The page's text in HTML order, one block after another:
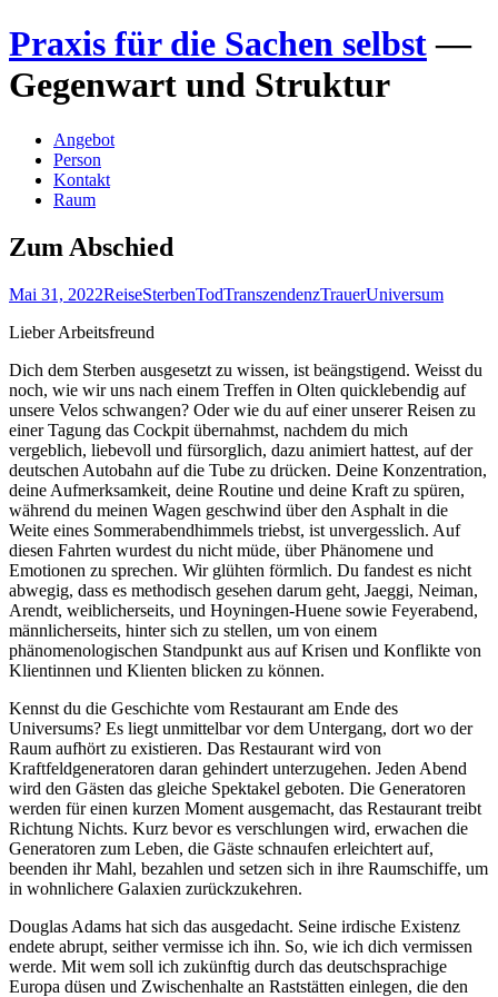
Zum
Inhalt
springen
Praxis für die Sachen selbst —
Gegenwart und Struktur
Angebot
Person
Kontakt
Raum
Zum Abschied
Mai 31, 2022ReiseSterbenTodTranszendenzTrauerUniversum
Lieber Arbeitsfreund
Dich dem Sterben ausgesetzt zu wissen, ist beängstigend. Weisst du
noch, wie wir uns nach einem Treffen in Olten quicklebendig auf
unsere Velos schwangen? Oder wie du auf einer unserer Reisen zu
einer Tagung das Cockpit übernahmst, nachdem du mich
vergeblich, liebevoll und fürsorglich, dazu animiert hattest, auf der
deutschen Autobahn auf die Tube zu drücken. Deine Konzentration,
deine Aufmerksamkeit, deine Routine und deine Kraft zu spüren,
während du meinen Wagen geschwind über den Asphalt in die
Weite eines Sommerabendhimmels triebst, ist unvergesslich. Auf
diesen Fahrten wurdest du nicht müde, über Phänomene und
Emotionen zu sprechen. Wir glühten förmlich. Du fandest es nicht
abwegig, dass es methodisch gesehen darum geht, Jaeggi, Neiman,
Arendt, weiblicherseits, und Hoyningen-Huene sowie Feyerabend,
männlicherseits, hinter sich zu stellen, um von einem
phänomenologischen Standpunkt aus auf Krisen und Konflikte von
Klientinnen und Klienten blicken zu können.
Kennst du die Geschichte vom Restaurant am Ende des
Universums? Es liegt unmittelbar vor dem Untergang, dort wo der
Raum aufhört zu existieren. Das Restaurant wird von
Kraftfeldgeneratoren daran gehindert unterzugehen. Jeden Abend
wird den Gästen das gleiche Spektakel geboten. Die Generatoren
werden für einen kurzen Moment ausgemacht, das Restaurant treibt
Richtung Nichts. Kurz bevor es verschlungen wird, erwachen die
Generatoren zum Leben, die Gäste schnaufen erleichtert auf,
beenden ihr Mahl, bezahlen und setzen sich in ihre Raumschiffe, um
in wohnlichere Galaxien zurückzukehren.
Douglas Adams hat sich das ausgedacht. Seine irdische Existenz
endete abrupt, seither vermisse ich ihn. So, wie ich dich vermissen
werde. Mit wem soll ich zukünftig durch das deutschsprachige
Europa düsen und Zwischenhalte an Raststätten einlegen, die den